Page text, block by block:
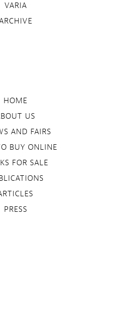
VARIA
HOME
US
AND FAIRS
BUY ONLINE
FOR SALE
PRESS